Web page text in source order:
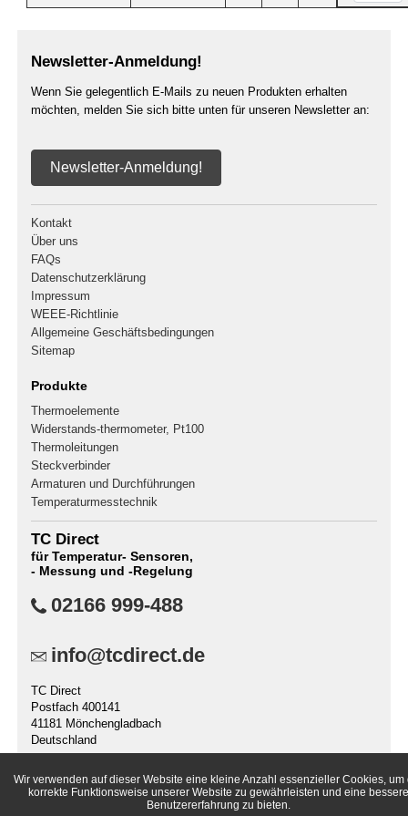
Newsletter-Anmeldung!
Wenn Sie gelegentlich E-Mails zu neuen Produkten erhalten
möchten, melden Sie sich bitte unten für unseren Newsletter an:
Newsletter-Anmeldung!
Kontakt
Über uns
FAQs
Datenschutzerklärung
Impressum
WEEE-Richtlinie
Allgemeine Geschäftsbedingungen
Sitemap
Produkte
Thermoelemente
Widerstands-thermometer, Pt100
Thermoleitungen
Steckverbinder
Armaturen und Durchführungen
Temperaturmesstechnik
TC Direct
für Temperatur- Sensoren,
- Messung und -Regelung
02166 999-488
info@tcdirect.de
TC Direct
Postfach 400141
41181 Mönchengladbach
Deutschland
Wir verwenden auf dieser Website eine kleine Anzahl essenzieller Cookies, um
korrekte Funktionsweise unserer Website zu gewährleisten und eine bessere
Benutzererfahrung zu bieten.